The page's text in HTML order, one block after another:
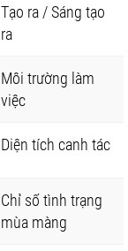
Tạo ra / Sáng tạo
ra
Môi trường làm
việc
Diện tích canh tác
Chỉ số tình trạng
mùa màng